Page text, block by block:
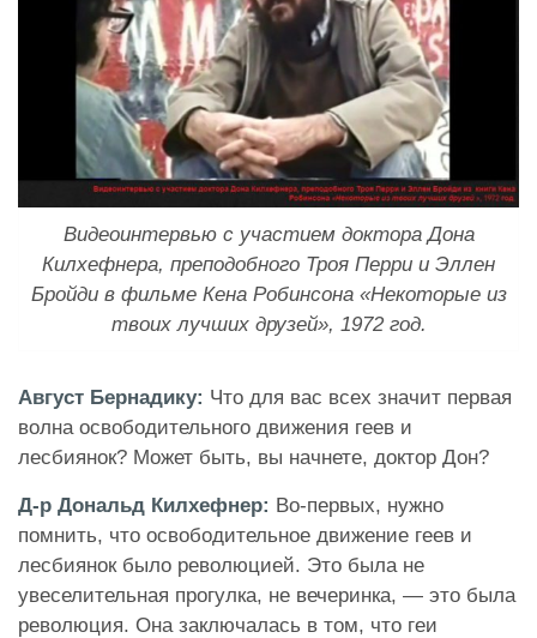
Видеоинтервью с участием доктора Дона
Килхефнера, преподобного Троя Перри и Эллен
Бройди в фильме Кена Робинсона «Некоторые из
твоих лучших друзей», 1972 год.
Август Бернадику: Что для вас всех значит первая
волна освободительного движения геев и
лесбиянок? Может быть, вы начнете, доктор Дон?
Д-р Дональд Килхефнер: Во-первых, нужно
помнить, что освободительное движение геев и
лесбиянок было революцией. Это была не
увеселительная прогулка, не вечеринка, — это была
революция. Она заключалась в том, что геи